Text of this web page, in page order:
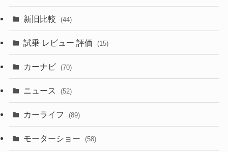
(253)
(84)
(50)
(43)
(6)
(9)
(58)
(28)
(27)
(26)
(3)
(3) (5)
(7)
新旧比較 (44)
試乗 レビュー 評価 (15)
カーナビ (70)
ニュース (52)
カーライフ (89)
モーターショー (58)